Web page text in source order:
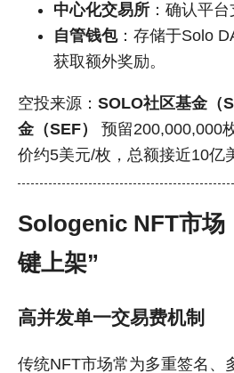
中心化交易所 ：确认平
自管钱包：存储于Solo
获取额外奖励。
空投来源： SOLO社区基金（
金（SEF）
预留200,000,000
价约5美元/枚，总额接近10亿
Sologenic NFT市场
键上架”
高并发单一交易费机制
传统NFT市场常为多重签名、